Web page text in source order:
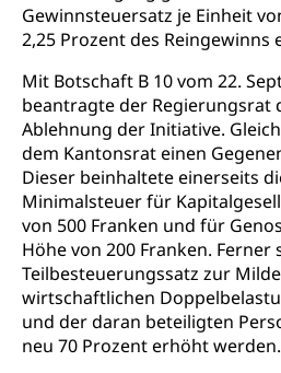
Gewinnsteuersatz je Einheit
2,25 Prozent des Reingewinns
Mit Botschaft B 10 vom 22.
beantragte der Regierungsrat
Ablehnung der Initiative.
dem Kantonsrat einen
Dieser beinhaltete einerseits
Minimalsteuer für
von 500 Franken und für
Höhe von 200 Franken. Ferner
Teilbesteuerungssatz zur
wirtschaftlichen
und der daran beteiligten
neu 70 Prozent erhöht werden.
FMS und
Schulliste
Finanzielle
Fachstelle
Studienbeiträge
Finanzielle
Hochschule
Stipendien
Technische Hochschule,
Hochschulstudium,
universitäre Ausbildung,
Hochschulbildung,
Hochschule, Bachelor, Master,
Weiterbildung, Forschung,
Dienstleistungen, Hochschule
Fachhochschule Zentralschweiz,
Pädagogische Hochschule
swissuniversities
Hochschulen)
Universität
Vorschule
Kindergarten, Kinderkrippe,
Kindertagesstätte, Spielgruppe,